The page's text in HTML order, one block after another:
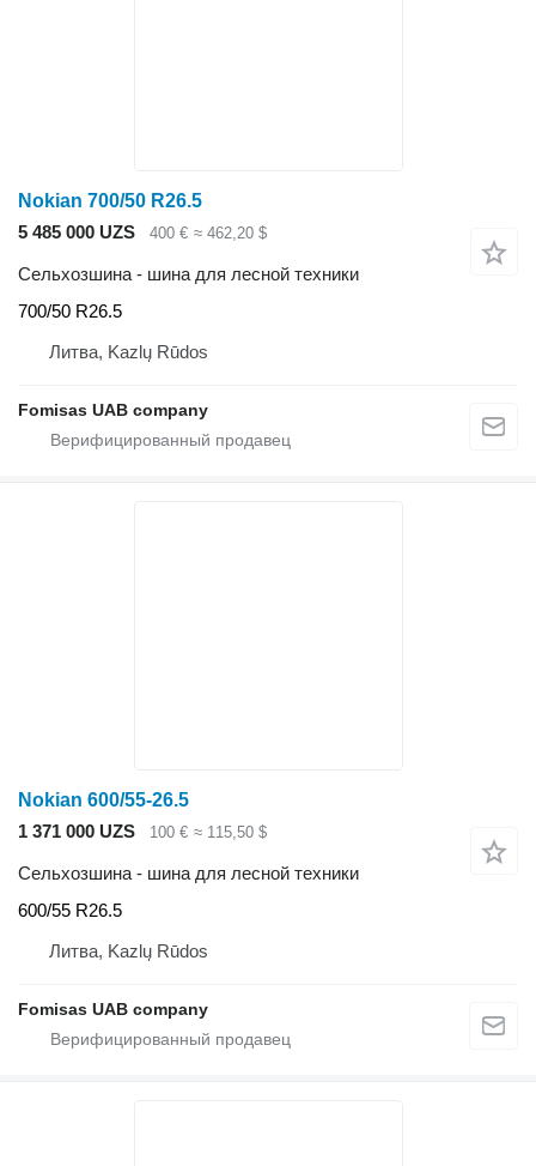
Nokian 700/50 R26.5
5 485 000 UZS
400 € ≈ 462,20 $
Сельхозшина - шина для лесной техники
700/50 R26.5
Литва, Kazlų Rūdos
Fomisas UAB company
Nokian 600/55-26.5
1 371 000 UZS
100 € ≈ 115,50 $
Сельхозшина - шина для лесной техники
600/55 R26.5
Литва, Kazlų Rūdos
Fomisas UAB company